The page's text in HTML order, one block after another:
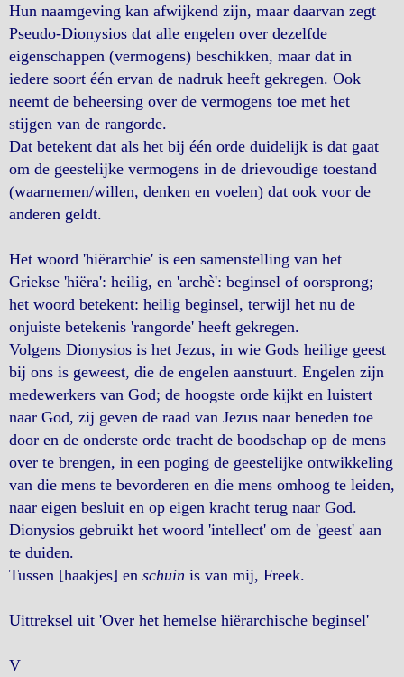
Hun naamgeving kan afwijkend zijn, maar daarvan zegt
Pseudo-Dionysios dat alle engelen over dezelfde
eigenschappen (vermogens) beschikken, maar dat in
iedere soort één ervan de nadruk heeft gekregen. Ook
neemt de beheersing over de vermogens toe met het
stijgen van de rangorde.
Dat betekent dat als het bij één orde duidelijk is dat gaat
om de geestelijke vermogens in de drievoudige toestand
(waarnemen/willen, denken en voelen) dat ook voor de
anderen geldt.
Het woord 'hiërarchie' is een samenstelling van het
Griekse 'hiëra': heilig, en 'archè': beginsel of oorsprong;
het woord betekent: heilig beginsel, terwijl het nu de
onjuiste betekenis 'rangorde' heeft gekregen.
Volgens Dionysios is het Jezus, in wie Gods heilige geest
bij ons is geweest, die de engelen aanstuurt. Engelen zijn
medewerkers van God; de hoogste orde kijkt en luistert
naar God, zij geven de raad van Jezus naar beneden toe
door en de onderste orde tracht de boodschap op de mens
over te brengen, in een poging de geestelijke ontwikkeling
van die mens te bevorderen en die mens omhoog te leiden,
naar eigen besluit en op eigen kracht terug naar God.
Dionysios gebruikt het woord 'intellect' om de 'geest' aan
te duiden.
Tussen [haakjes] en schuin is van mij, Freek.
Uittreksel uit 'Over het hemelse hiërarchische beginsel'
V